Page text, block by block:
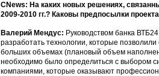
CNews: На каких новых решениях,
2009-2010 гг.? Каковы предпосылки
Валерий Мендус: Руководством банка
разработать технологии, которые
больших объемах (плановый объем
необходимо было определиться с выбором
компаниями, которые оказывают